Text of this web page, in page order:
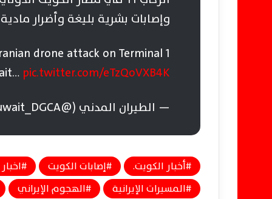
وإصابات بشرية بليغة وأضرار
drone attack on Terminal 1
pic.twitter.com/eTzQoVXB4K
— الطيران المدني (@Kuwait_DGCA)
أخبار الكويت. إصابات الكويت
المسيرات الإيرانية
الهجوم الإيراني